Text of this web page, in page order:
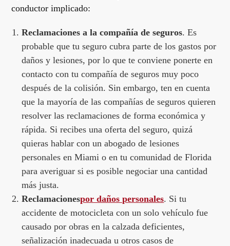
conductor implicado:
Reclamaciones a la compañía de seguros. Es
probable que tu seguro cubra parte de los gastos por
daños y lesiones, por lo que te conviene ponerte en
contacto con tu compañía de seguros muy poco
después de la colisión. Sin embargo, ten en cuenta
que la mayoría de las compañías de seguros quieren
resolver las reclamaciones de forma económica y
rápida. Si recibes una oferta del seguro, quizá
quieras hablar con un abogado de lesiones
personales en Miami o en tu comunidad de Florida
para averiguar si es posible negociar una cantidad
más justa.
Reclamacionespor daños personales. Si tu
accidente de motocicleta con un solo vehículo fue
causado por obras en la calzada deficientes,
señalización inadecuada u otros casos de